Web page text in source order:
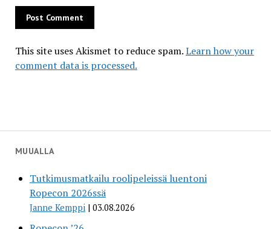
MUUALLA
Tutkimusmatkailu roolipeleissä luentoni
Ropecon 2026ssä
Janne Kemppi 03.08.2026
This site uses Akismet to reduce spam.Learn how your
comment data is processed.